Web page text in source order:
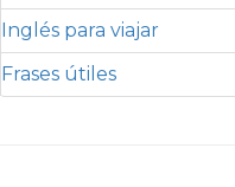
Inglés para viajar
Frases útiles